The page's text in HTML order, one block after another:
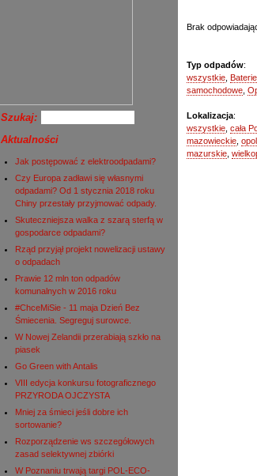
Szukaj:
Aktualności
Jak postępować z elektroodpadami?
Czy Europa zadławi się własnymi
odpadami? Od 1 stycznia 2018 roku
Chiny przestały przyjmować odpady.
Skuteczniejsza walka z szarą sterfą w
gospodarce odpadami?
Rząd przyjął projekt nowelizacji ustawy
o odpadach
Prawie 12 mln ton odpadów
komunalnych w 2016 roku
#ChceMiSie - 11 maja Dzień Bez
Śmiecenia. Segreguj surowce.
W Nowej Zelandii przerabiają szkło na
piasek
Go Green with Antalis
VIII edycja konkursu fotograficznego
PRZYRODA OJCZYSTA
Mniej za śmieci jeśli dobre ich
sortowanie?
Rozporządzenie ws szczegółowych
zasad selektywnej zbiórki
W Poznaniu trwają targi POL-ECO-
Brak
Typ odpadów:
wszystkie Baterie
samochodowe
Lokalizacja:
wszystkie cała
mazowieckie
mazurskie